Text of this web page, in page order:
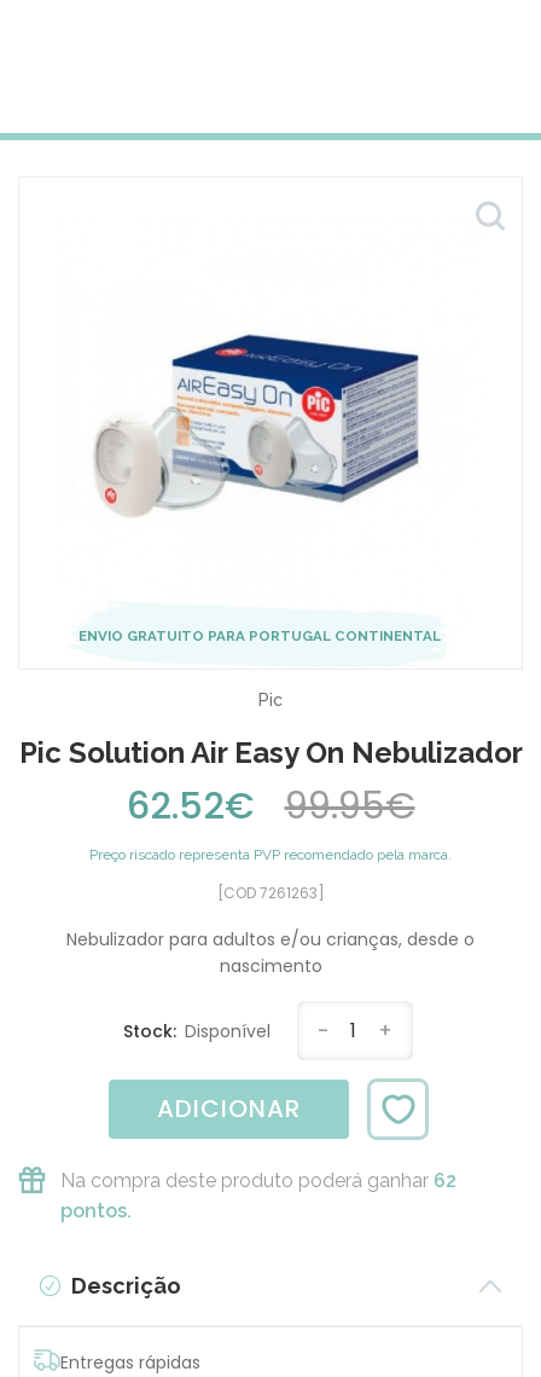
ENVIO GRATUITO PARA PORTUGAL CONTINENTAL
Pic
Pic Solution Air Easy On Nebulizador
62.52€ 99.95€
Preço riscado representa PVP recomendado pela marca.
[COD 7261263]
Nebulizador para adultos e/ou crianças, desde o
nascimento
Stock: Disponível - 1 +
ADICIONAR
Na compra deste produto poderá ganhar 62
pontos.
Descrição
Entregas rápidas